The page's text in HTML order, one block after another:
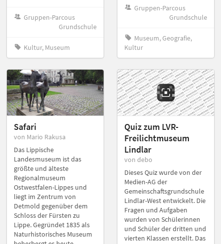
Gruppen-Parcous
Grundschule
Kultur, Museum
Gruppen-Parcous
Grundschule
Museum, Geografie,
Kultur
Safari
von Mario Rakusa
Das Lippische
Landesmuseum ist das
größte und älteste
Regionalmuseum
Ostwestfalen-Lippes und
liegt im Zentrum von
Detmold gegenüber dem
Schloss der Fürsten zu
Lippe. Gegründet 1835 als
Naturhistorisches Museum
Quiz zum LVR-
Freilichtmuseum
Lindlar
von debo
Dieses Quiz wurde von der
Medien-AG der
Gemeinschaftsgrundschule
Lindlar-West entwickelt. Die
Fragen und Aufgaben
wurden von Schülerinnen
und Schüler der dritten und
vierten Klassen erstellt. Das